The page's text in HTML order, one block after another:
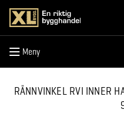
Meny
Meny
RÄNNVINKEL RVI INNER